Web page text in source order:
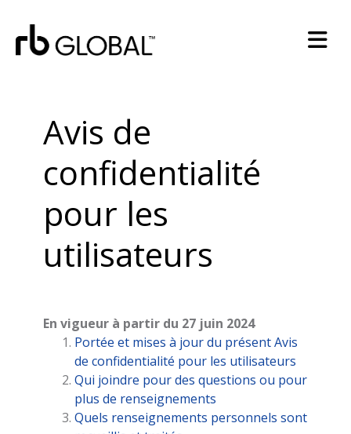
Avis de
confidentialité
pour les
utilisateurs
En vigueur à partir du 27 juin 2024
Portée et mises à jour du présent Avis
de confidentialité pour les utilisateurs
Qui joindre pour des questions ou pour
plus de renseignements
Quels renseignements personnels sont